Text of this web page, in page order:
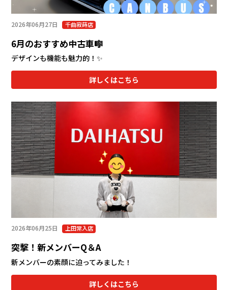
2026年06月27日 千曲寂蒔店
6月のおすすめ中古車🎼
デザインも機能も魅力的！✨
詳しくはこちら
2026年06月25日 上田常入店
突撃！新メンバーQ＆A
新メンバーの素顔に迫ってみました！
詳しくはこちら